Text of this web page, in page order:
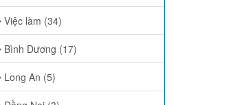
Việc làm (34)
Bình Dương (17)
Long An (5)